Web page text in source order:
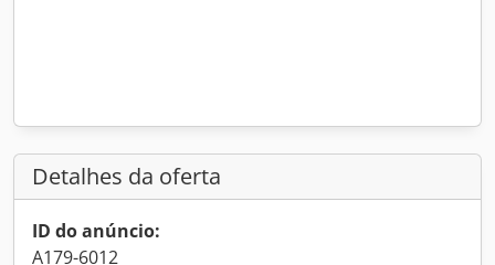
Detalhes da oferta
ID do anúncio:
A179-6012